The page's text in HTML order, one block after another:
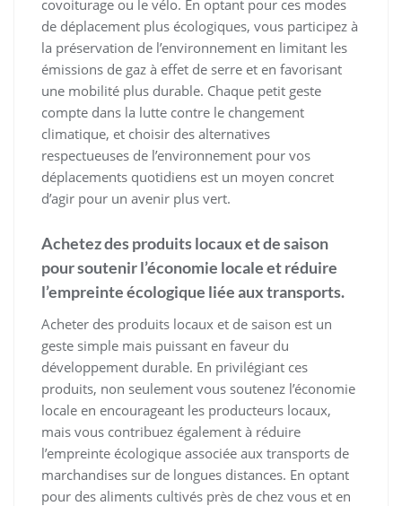
covoiturage ou le vélo. En optant pour ces modes
de déplacement plus écologiques, vous participez à
la préservation de l’environnement en limitant les
émissions de gaz à effet de serre et en favorisant
une mobilité plus durable. Chaque petit geste
compte dans la lutte contre le changement
climatique, et choisir des alternatives
respectueuses de l’environnement pour vos
déplacements quotidiens est un moyen concret
d’agir pour un avenir plus vert.
Achetez des produits locaux et de saison
pour soutenir l’économie locale et réduire
l’empreinte écologique liée aux transports.
Acheter des produits locaux et de saison est un
geste simple mais puissant en faveur du
développement durable. En privilégiant ces
produits, non seulement vous soutenez l’économie
locale en encourageant les producteurs locaux,
mais vous contribuez également à réduire
l’empreinte écologique associée aux transports de
marchandises sur de longues distances. En optant
pour des aliments cultivés près de chez vous et en